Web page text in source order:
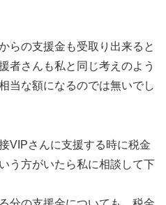
らの支援金も受取り出来ると
者さんも私と同じ考えのよう
当な額になるのでは無いでし
VIPさんに支援する時に税金
う方がいたら私に相談して下